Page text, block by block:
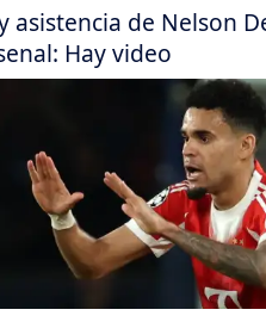
asistencia de Nelson
Hay video